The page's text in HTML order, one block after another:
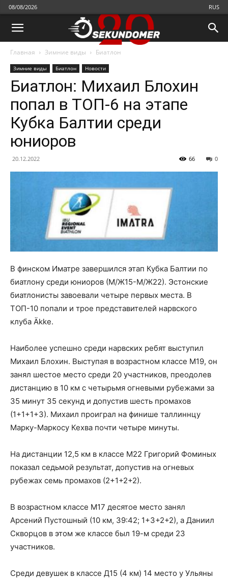
08/08/2026 RUS
Главная Зимние виды Биатлон
Зимние виды Биатлон Новости
Биатлон: Михаил Блохин
попал в ТОП-6 на этапе
Кубка Балтии среди
юниоров
20.12.2022 0
66
В финском Иматре завершился этап Кубка Балтии по
биатлону среди юниоров (М/Ж15-М/Ж22). Эстонские
биатлонисты завоевали четыре первых места. В
ТОП-10 попали и трое представителей нарвского
клуба Äkke.
Наиболее успешно среди нарвских ребят выступил
Михаил Блохин. Выступая в возрастном классе М19, он
занял шестое место среди 20 участников, преодолев
дистанцию в 10 км с четырьмя огневыми рубежами за
35 минут 35 секунд и допустив шесть промахов
(1+1+1+3). Михаил проиграл на финише таллиннцу
Марку-Маркосу Кехва почти четыре минуты.
На дистанции 12,5 км в классе М22 Григорий Фоминых
показал седьмой результат, допустив на огневых
рубежах семь промахов (2+1+2+2).
В возрастном классе М17 десятое место занял
Арсений Пустошный (10 км, 39:42; 1+3+2+2), а Даниил
Скворцов в этом же классе был 19-м среди 23
участников.
Среди девушек в классе Д15 (4 км) 14 место у Ульяны